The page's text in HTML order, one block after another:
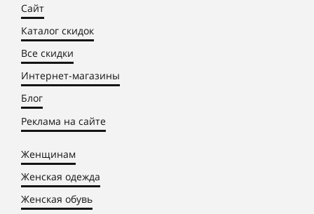
Сайт
Каталог скидок
Все скидки
Интернет-магазины
Блог
Реклама на сайте
Женщинам
Женская одежда
Женская обувь